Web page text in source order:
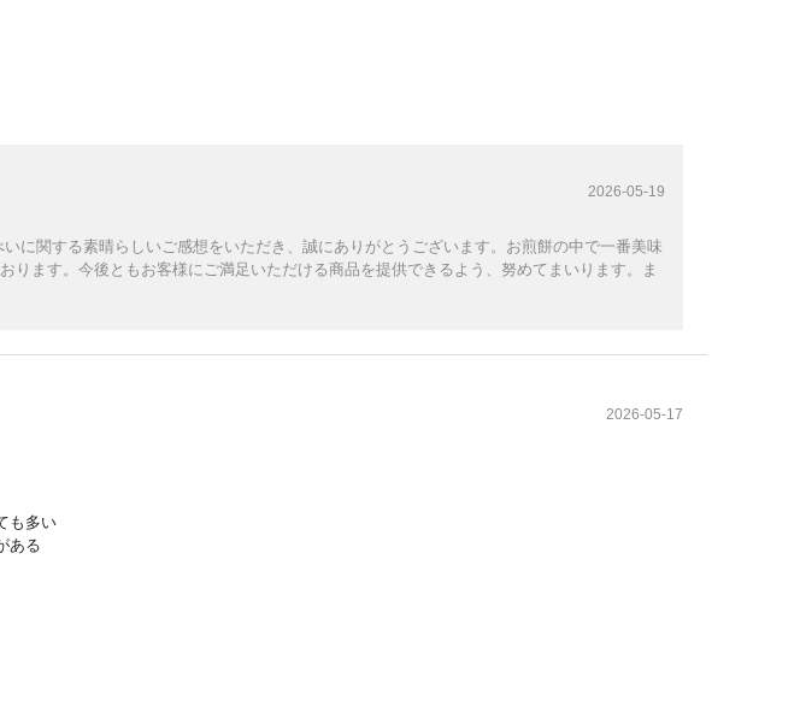
2026-05-19
に関する素晴らしいご感想をいただき、誠にありがとうございます。お煎餅の中で一番美味
ります。今後ともお客様にご満足いただける商品を提供できるよう、努めてまいります。ま
2026-05-17
も多い
ある